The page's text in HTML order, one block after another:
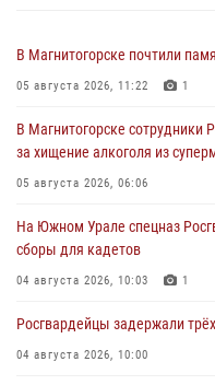
В Магнитогорске почтили
05 августа 2026, 11:22 1
В Магнитогорске сотрудники
за хищение алкоголя из
05 августа 2026, 06:06
На Южном Урале спецназ
сборы для кадетов
04 августа 2026, 10:03 1
Росгвардейцы задержали
04 августа 2026, 10:00